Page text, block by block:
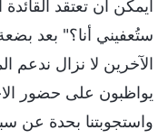
أيمكن أن تعتقد
ستُعفيني أنا؟" بعد
الآخرين لا نزال ندعم
يواظبون على حضور
واستجوبتنا بحدة عن